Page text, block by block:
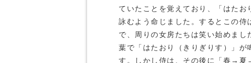
ていたことを覚えており、「はたお
詠むよう命じました。するとこの侍
で、周りの女房たちは笑い始めま
葉で「はたおり（きりぎりす）」が
す。しかし侍は、その後に「春→夏